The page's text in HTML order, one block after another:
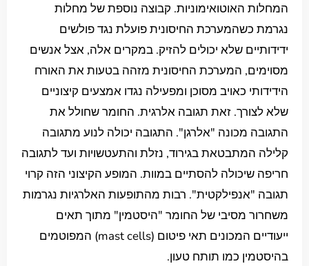
המחלות האוטואימוניות. קבוצה נוספת של מחלות
נגרמת כשהמערכת החיסונית פועלת נגד פולשים
ידידותיים שלא יכולים להזיק. במקרים אלה, אצל אנשים
מסוימים, המערכת החיסונית מזהה בטעות את האורח
הידידותי כאויב מסוכן ומפעילה נגדו אמצעים קיצוניים
שלא לצורך. זאת תגובה אלרגית. החומר שחולל את
התגובה מכונה "אלרגן". התגובה יכולה לנוע מתגובה
קלילה המתבטאת בגירוד, נזלת והתעטשויות ועד לתגובה
חריפה שיכולה להסתיים במוות. המופע הקיצוני הזה קרוי
תגובה "אנפילקטית". רבות מהתופעות האלרגיות נגרמות
משחרור מסיבי של החומר "היסטמין" מתוך תאים
ייעודיים המכונים תאי פיטום (mast cells) המפוטמים
בהיסטמין כמו תותח טעון.